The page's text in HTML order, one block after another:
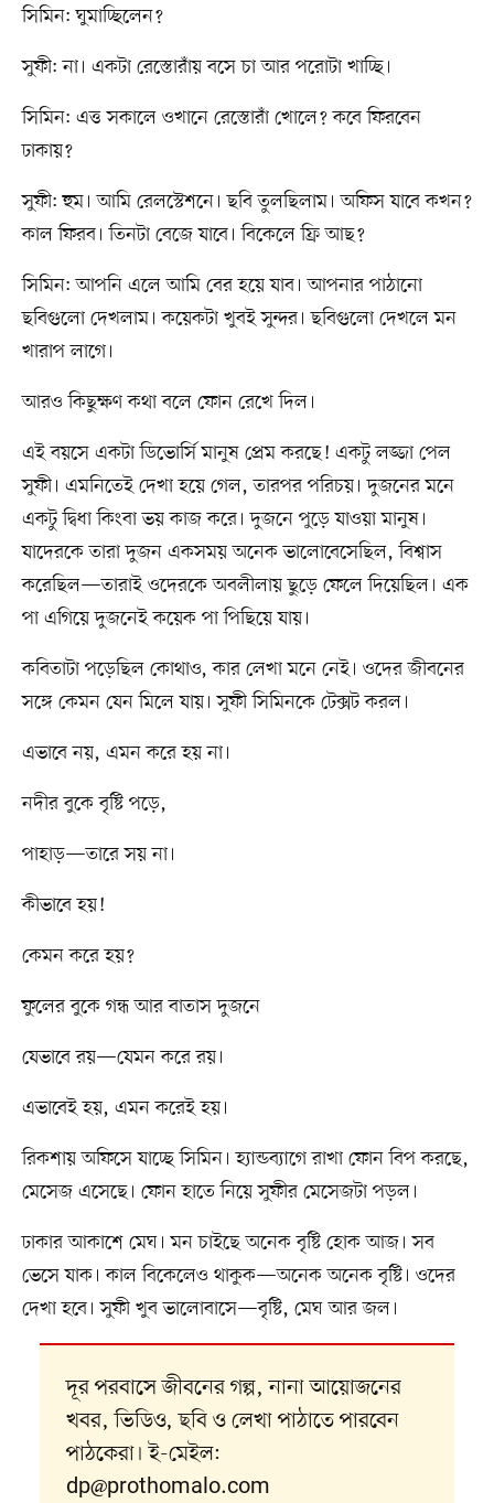
সিমিন: ঘুমাচ্ছিলেন?
সুফী: না। একটা রেস্তোরাঁয় বসে চা আর পরোটা খাচ্ছি।
সিমিন: এত্ত সকালে ওখানে রেস্তোরাঁ খোলে? কবে ফিরবেন
ঢাকায়?
সুফী: হুম। আমি রেলস্টেশনে। ছবি তুলছিলাম। অফিস যাবে কখন?
কাল ফিরব। তিনটা বেজে যাবে। বিকেলে ফ্রি আছ?
সিমিন: আপনি এলে আমি বের হয়ে যাব। আপনার পাঠানো
ছবিগুলো দেখলাম। কয়েকটা খুবই সুন্দর। ছবিগুলো দেখলে মন
খারাপ লাগে।
আরও কিছুক্ষণ কথা বলে ফোন রেখে দিল।
এই বয়সে একটা ডিভোর্সি মানুষ প্রেম করছে! একটু লজ্জা পেল
সুফী। এমনিতেই দেখা হয়ে গেল, তারপর পরিচয়। দুজনের মনে
একটু দ্বিধা কিংবা ভয় কাজ করে। দুজনে পুড়ে যাওয়া মানুষ।
যাদেরকে তারা দুজন একসময় অনেক ভালোবেসেছিল, বিশ্বাস
করেছিল—তারাই ওদেরকে অবলীলায় ছুড়ে ফেলে দিয়েছিল। এক
পা এগিয়ে দুজনেই কয়েক পা পিছিয়ে যায়।
কবিতাটা পড়েছিল কোথাও, কার লেখা মনে নেই। ওদের জীবনের
সঙ্গে কেমন যেন মিলে যায়। সুফী সিমিনকে টেক্সট করল।
এভাবে নয়, এমন করে হয় না।
নদীর বুকে বৃষ্টি পড়ে,
পাহাড়—তারে সয় না।
কীভাবে হয়!
কেমন করে হয়?
ফুলের বুকে গন্ধ আর বাতাস দুজনে
যেভাবে রয়—যেমন করে রয়।
এভাবেই হয়, এমন করেই হয়।
রিকশায় অফিসে যাচ্ছে সিমিন। হ্যান্ডব্যাগে রাখা ফোন বিপ করছে,
মেসেজ এসেছে। ফোন হাতে নিয়ে সুফীর মেসেজটা পড়ল।
ঢাকার আকাশে মেঘ। মন চাইছে অনেক বৃষ্টি হোক আজ। সব
ভেসে যাক। কাল বিকেলেও থাকুক—অনেক অনেক বৃষ্টি। ওদের
দেখা হবে। সুফী খুব ভালোবাসে—বৃষ্টি, মেঘ আর জল।
দূর পরবাসে জীবনের গল্প, নানা আয়োজনের
খবর, ভিডিও, ছবি ও লেখা পাঠাতে পারবেন
পাঠকেরা। ই-মেইল:
dp@prothomalo.com